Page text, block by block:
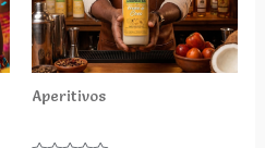
Aperitivos